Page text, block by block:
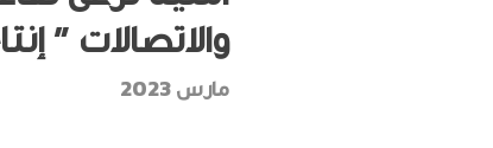
والاتصالات ”
مارس 2023